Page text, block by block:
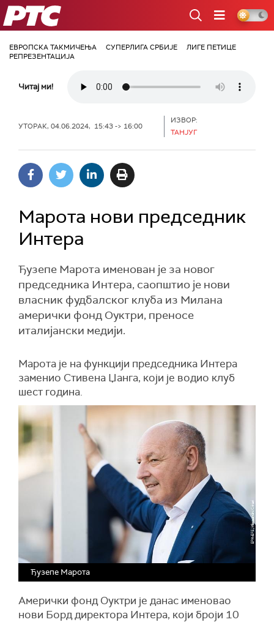
РТС
ЕВРОПСКА ТАКМИЧЕЊА СУПЕРЛИГА СРБИЈЕ
ЛИГЕ ПЕТИЦЕ
РЕПРЕЗЕНТАЦИЈА
Читај ми!
УТОРАК, 04.06.2024, 15:43 -> 16:00
ИЗВОР:
ТАНЈУГ
Марота нови председник
Интера
Ђузепе Марота именован је за новог
председника Интера, саопштио је нови
власник фудбалског клуба из Милана
амерички фонд Оуктри, преносе
италијански медији.
Марота је на функцији председника Интера
заменио Стивена Џанга, који је водио клуб
шест година.
Ђузепе Марота
Амерички фонд Оуктри је данас именовао
нови Борд директора Интера, који броји 10